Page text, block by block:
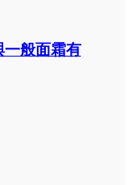
一般面霜有